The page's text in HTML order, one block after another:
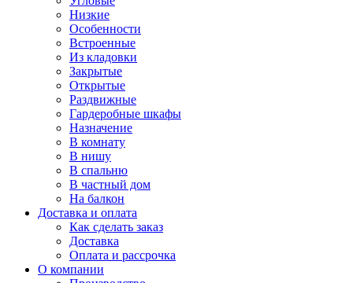
Низкие
Особенности
Встроенные
Из кладовки
Закрытые
Открытые
Раздвижные
Гардеробные шкафы
Назначение
В комнату
В нишу
В спальню
В частный дом
На балкон
Доставка и оплата
Как сделать заказ
Доставка
Оплата и рассрочка
О компании